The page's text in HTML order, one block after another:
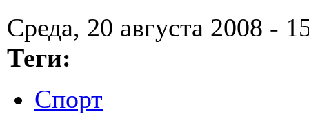
Среда, 20 августа 2008 -
Теги:
Спорт